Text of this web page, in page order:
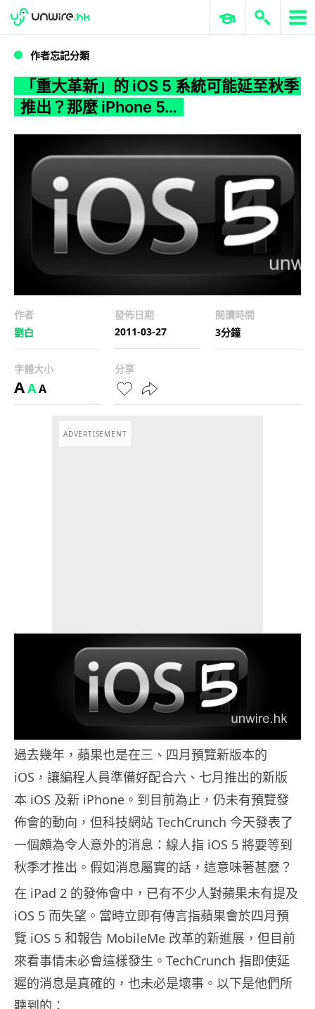
WWDC 2026 ERP 與商業 AI
作者忘記分類
「重大革新」的 iOS 5 系統可能延至秋季
推出？那麼 iPhone 5…
作者
劉白
發佈日期
2011-03-27
閱讀時間
3分鐘
字體大小
AAA
分享
ADVERTISEMENT
過去幾年，蘋果也是在三、四月預覽新版本的
iOS，讓編程人員準備好配合六、七月推出的新版
本 iOS 及新 iPhone。到目前為止，仍未有預覽發
佈會的動向，但科技網站 TechCrunch 今天發表了
一個頗為令人意外的消息：線人指 iOS 5 將要等到
秋季才推出。假如消息屬實的話，這意味著甚麼？
在 iPad 2 的發佈會中，已有不少人對蘋果未有提及
iOS 5 而失望。當時立即有傳言指蘋果會於四月預
覽 iOS 5 和報告 MobileMe 改革的新進展，但目前
來看事情未必會這樣發生。TechCrunch 指即使延
遲的消息是真確的，也未必是壞事。以下是他們所